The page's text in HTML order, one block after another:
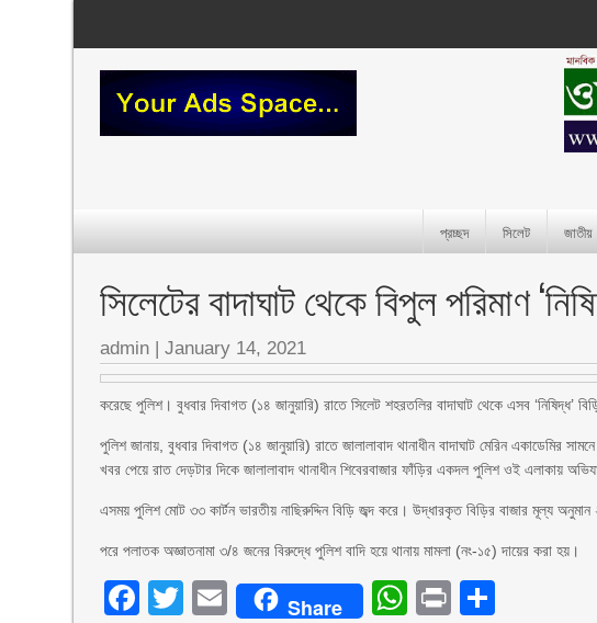
প্রচ্ছদ সিলেট জাতীয়
সিলেটের বাদাঘাট থেকে বিপুল পরিমাণ
admin |January 14, 2021
করেছে পুলিশ। বুধবার দিবাগত (১৪ জানুয়ারি) রাতে সিলেট শহরতলির বাদাঘাট থেকে এসব ‘নিষিদ্ধ’
পুলিশ জানায়, বুধবার দিবাগত (১৪ জানুয়ারি) রাতে জালালাবাদ থানাধীন বাদাঘাট মেরিন একাডেমির
খবর পেয়ে রাত দেড়টার দিকে জালালাবাদ থানাধীন শিবেরবাজার ফাঁড়ির একদল পুলিশ ওই এলাকায়
এসময় পুলিশ মোট ৩৩ কার্টন ভারতীয় নাছিরুদ্দিন বিড়ি জব্দ করে। উদ্ধারকৃত বিড়ির বাজার মূল্য
পরে পলাতক অজ্ঞাতনামা ৩/৪ জনের বিরুদ্ধে পুলিশ বাদি হয়ে থানায় মামলা (নং-১৫) দায়ের করা হয়।
Facebook
Twitter
EmailShare WhatsApp
Print